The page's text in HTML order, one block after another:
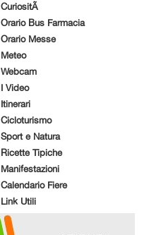
CuriositÃ
Orario Bus Farmacia
Orario Messe
Meteo
Webcam
I Video
Itinerari
Cicloturismo
Sport e Natura
Ricette Tipiche
Manifestazioni
Calendario Fiere
Link Utili